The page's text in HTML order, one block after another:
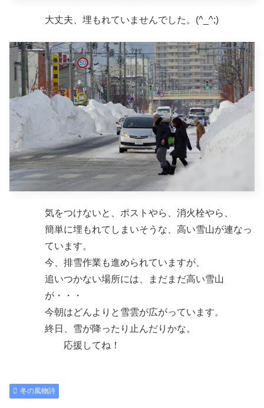
大丈夫、埋もれていませんでした。(^_^;)
気をつけないと、ポストやら、消火栓やら、
簡単に埋もれてしまいそうな、高い雪山が連なっ
ています。
今、排雪作業も進められていますが、
追いつかない場所には、まだまだ高い雪山
が・・・
今朝はどんよりと雪雲が広がっています。
終日、雪が降ったり止んだりかな。
応援してね！
冬の風物詩